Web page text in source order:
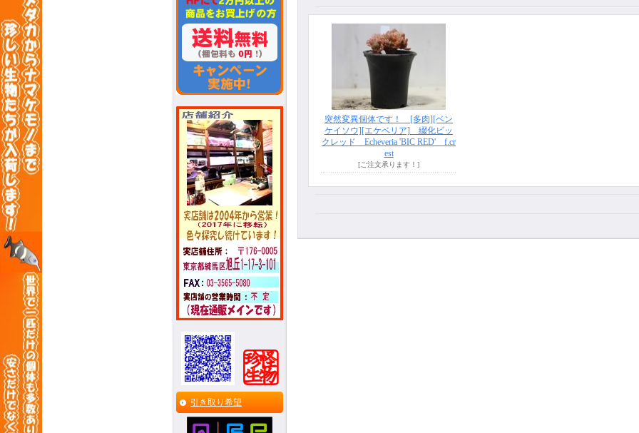
引き取り希望
突然変異個体です！ [多肉][ベン
ケイソウ][エケベリア] 綴化ビッ
クレッド Echeveria 'BIC RED' f.cr
est
[ご注文承ります！]